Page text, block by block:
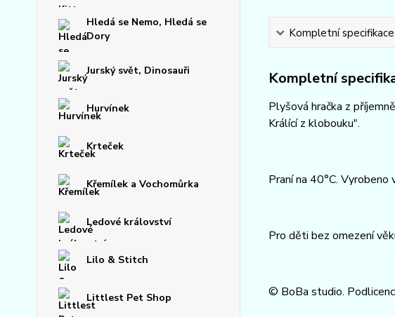
Hledá se Nemo, Hledá se
Dory
Jurský svět, Dinosauři
Hurvínek
Krteček
Křemílek a Vochomůrka
Ledové království
Lilo & Stitch
Littlest Pet Shop
Kompletní specifikace
Kompletní
Plyšová hračka z
Králící z klobouku".
Praní na 40°C. Vyrobeno
Pro děti bez omezení
© BoBa studio.